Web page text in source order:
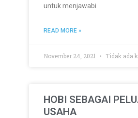
untuk menjawabi
READ MORE »
November 24, 2021 Tidak ada
HOBI SEBAGAI
USAHA